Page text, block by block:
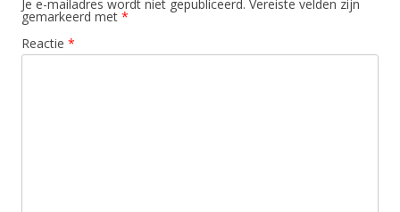
Je e-mailadres wordt niet gepubliceerd. Vereiste velden zijn
gemarkeerd met *
Reactie *